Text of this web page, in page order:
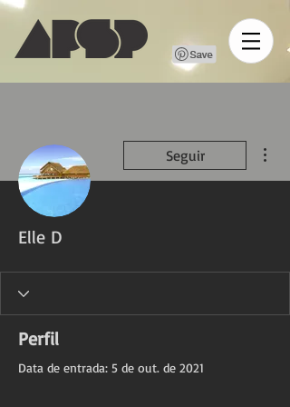
Seguir
Elle D
Perfil
Data de entrada: 5 de out. de 2021